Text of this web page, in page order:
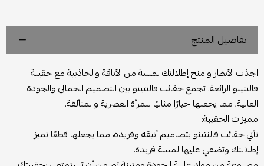
تفاصيل المنتج
اجذب الأنظار وامنح إطلالتك لمسة من الأناقة والجاذبية مع حقيبة
فالنتينو الرائعة. تجمع حقائب فالنتينو بين التصميم الجمالي والجودة
العالية، مما يجعلها خيارًا مثاليًا للمرأة العصرية والمتألقة.
مميزات الحقيبة:
تأتي حقائب فالنتينو بتصاميم أنيقة وفريدة، مما يجعلها قطعًا تميز
إطلالتك وتضفي عليها لمسة فريدة.